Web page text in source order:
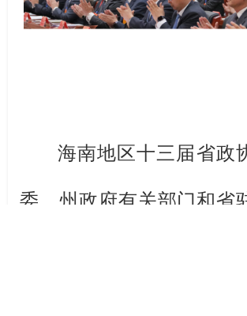
海南地区十三届省政
委、州政府有关部门和省